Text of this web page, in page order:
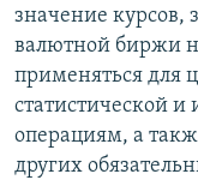
значение курсов,
валютной биржи
применяться для
статистической
операциям, а
других